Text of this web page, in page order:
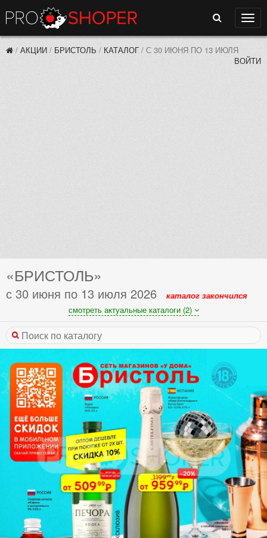
Поиск
/ АКЦИИ / БРИСТОЛЬ / КАТАЛОГ / С 30 ИЮНЯ ПО 13 ИЮЛЯ
ВОЙТИ
«БРИСТОЛЬ»
с 30 июня по 13 июля 2026
каталог закончился
смотреть актуальные каталоги (2)